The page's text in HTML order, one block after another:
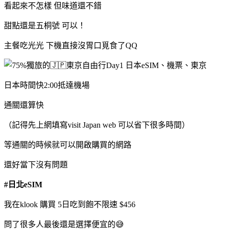
看起來不怎樣 但味道還不錯
甜點還是五桐號 可以！
主餐吃光光 下機直接沒胃口覓食了QQ
日本時間快2:00抵達機場
通關還算快
（記得先上網填寫visit Japan web 可以省下很多時間）
等通關的時候就可以開啟購買的網路
還好當下沒有問題
#日北eSIM
我在klook 購買 5日吃到飽不限速 $456
問了很多人最後還是選擇便宜的😅